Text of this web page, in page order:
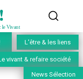
le Vivant
L'être & les liens
vivant & refaire société
News Sélection